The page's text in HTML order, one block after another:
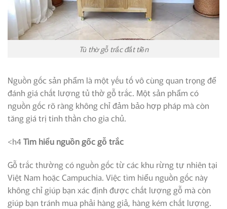
Tủ thờ gỗ trắc đắt tiền
Nguồn gốc sản phẩm là một yếu tố vô cùng quan trọng để
đánh giá chất lượng tủ thờ gỗ trắc. Một sản phẩm có
nguồn gốc rõ ràng không chỉ đảm bảo hợp pháp mà còn
tăng giá trị tinh thần cho gia chủ.
<h4Tìm hiểu nguồn gốc gỗ trắc
Gỗ trắc thường có nguồn gốc từ các khu rừng tự nhiên tại
Việt Nam hoặc Campuchia. Việc tìm hiểu nguồn gốc này
không chỉ giúp bạn xác định được chất lượng gỗ mà còn
giúp bạn tránh mua phải hàng giả, hàng kém chất lượng.